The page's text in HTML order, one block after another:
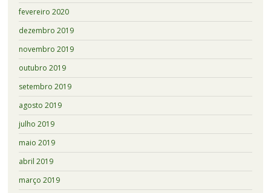
fevereiro 2020
dezembro 2019
novembro 2019
outubro 2019
setembro 2019
agosto 2019
julho 2019
maio 2019
abril 2019
março 2019